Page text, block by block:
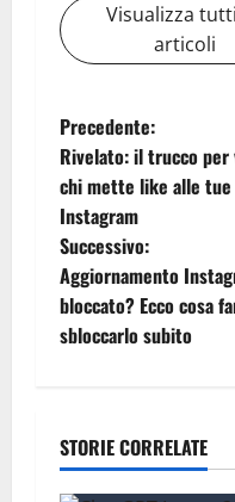
Visualizza
articoli
N
a
v
i
g
z
i
Precedente:
Rivelato: il trucco per
chi mette like alle
Instagram
Successivo:
Aggiornamento
bloccato? Ecco cosa
sbloccarlo subito
STORIE CORRELATE